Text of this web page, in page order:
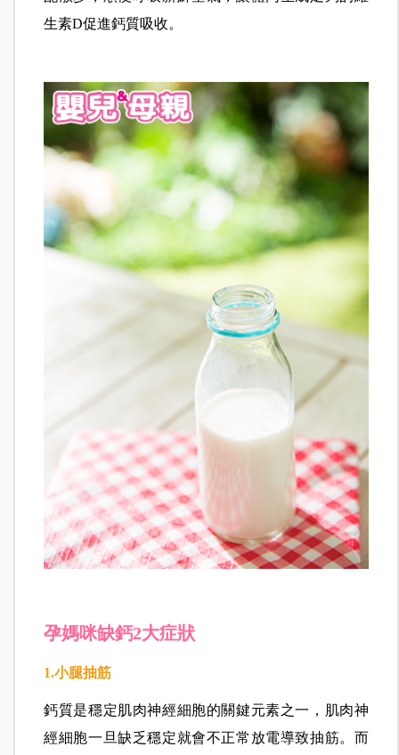
生素D促進鈣質吸收。
孕媽咪缺鈣2大症狀
1.小腿抽筋
鈣質是穩定肌肉神經細胞的關鍵元素之一，肌肉神
經細胞一旦缺乏穩定就會不正常放電導致抽筋。而